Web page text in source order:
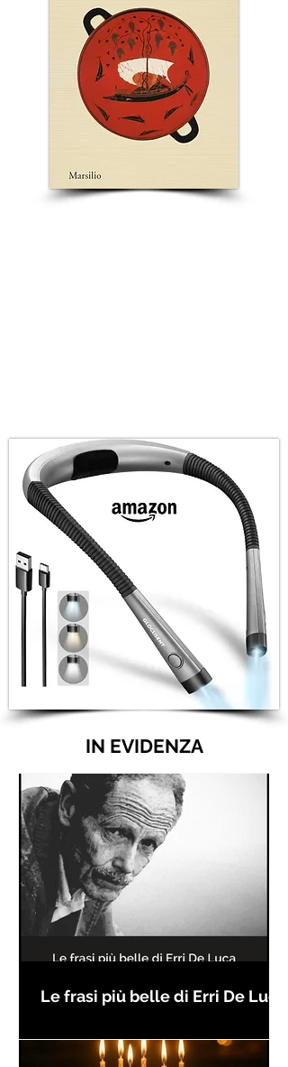
IN EVIDENZA
Le frasi più belle di Erri De Luca